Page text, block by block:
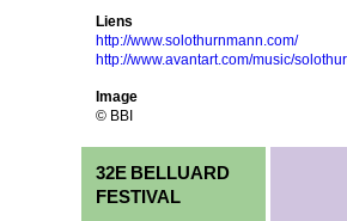
Liens
http://www.solothurnmann.com/
http://www.avantart.com/music/
Image
© BBI
32E BELLUARD
FESTIVAL